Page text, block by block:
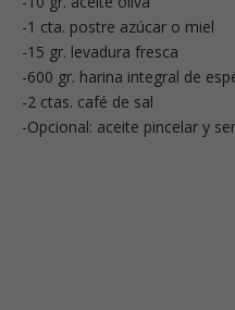
-1 cta. postre azúcar o miel
-15 gr. levadura fresca
-600 gr. harina integral de
-2 ctas. café de sal
-Opcional: aceite pincelar y